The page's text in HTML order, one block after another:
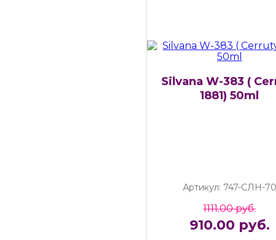
Silvana W-383 (
1881) 50ml
Артикул: 747-СЛН-70
1111.00 руб.
910.00 руб.